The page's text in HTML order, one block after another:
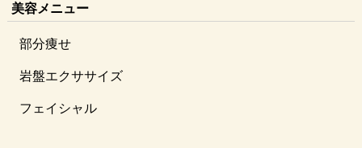
美容メニュー
部分痩せ
岩盤エクササイズ
フェイシャル